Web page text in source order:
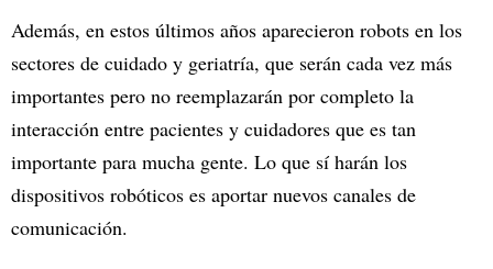
Además, en estos últimos años aparecieron robots en los
sectores de cuidado y geriatría, que serán cada vez más
importantes pero no reemplazarán por completo la
interacción entre pacientes y cuidadores que es tan
importante para mucha gente. Lo que sí harán los
dispositivos robóticos es aportar nuevos canales de
comunicación.